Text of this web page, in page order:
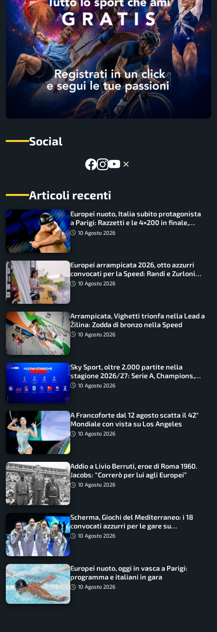
Social
Articoli recenti
Europei nuoto, Italia subito protagonista
a Parigi: Razzetti e le 4×200 in finale,
Quadarella domina gli 800
10 Agosto 2026
Europei arrampicata 2026, otto azzurri
convocati per la Speed: Randi e Zurloni
guidano l’Italia
10 Agosto 2026
Arrampicata, Vighetti trionfa nella Lead a
Žilina: Zodda di bronzo nella Speed
10 Agosto 2026
Sky Sport, oltre 2.000 partite nella
stagione 2026/27: Serie A, Champions,
Premier e tutte le novità
10 Agosto 2026
A Francoforte dal 12 agosto scatta il 42°
Mondiale con vista su Los Angeles
10 Agosto 2026
Addio a Livio Berruti, eroe di Roma 1960.
Jacobs: “Correrò per lui agli Europei”
10 Agosto 2026
Scherma, Giochi del Mediterraneo: i 18
convocati azzurri per le gare su
SportFaceTV
10 Agosto 2026
Europei nuoto, oggi in vasca a Parigi:
programma e italiani in gara
10 Agosto 2026